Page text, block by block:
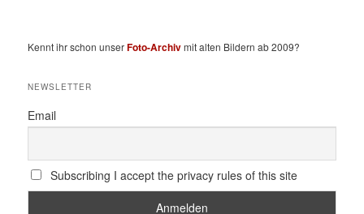
Kennt ihr schon unserFoto-Archivmit alten Bildern ab 2009?
NEWSLETTER
Email
Subscribing I accept the privacy rules of this site